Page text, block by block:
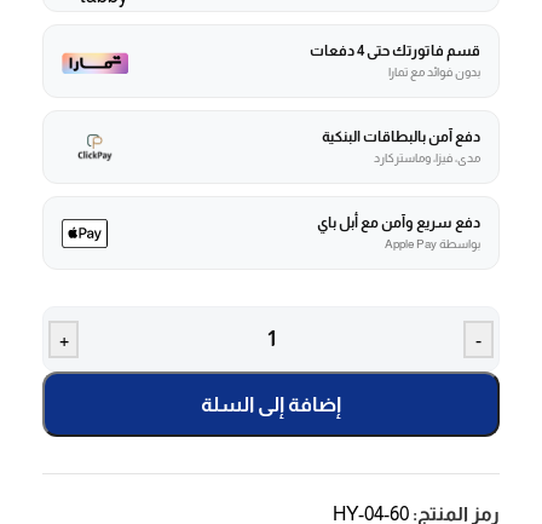
قسم فاتورتك حتى 4 دفعات
بدون فوائد مع تمارا
دفع آمن بالبطاقات البنكية
مدى، فيزا، وماستركارد
دفع سريع وآمن مع أبل باي
بواسطة Apple Pay
-
+
إضافة إلى السلة
رمز المنتج: HY-04-60